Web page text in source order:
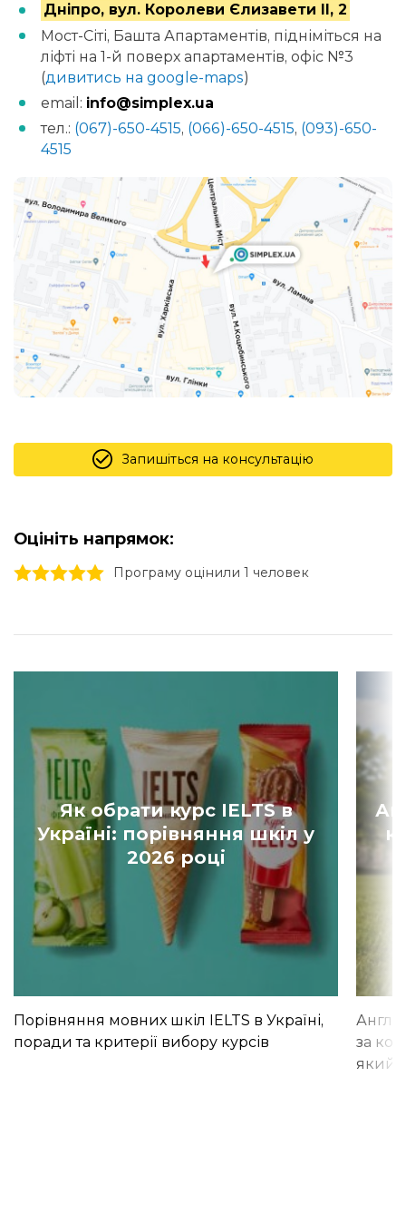
Дніпро, вул. Королеви Єлизавети II, 2
Мост-Сіті, Башта Апартаментів, підніміться на
ліфті на 1-й поверх апартаментів, офіс №3
(дивитись на google-maps)
email: info@simplex.ua
тел.: (067)-650-4515, (066)-650-4515, (093)-650-
4515
Запишіться на консультацію
Оцініть напрямок:
5 stars
4 stars
3 stars
2 stars
1 stars Програму оцінили 1 человек
Як обрати курс IELTS в
Україні: порівняння шкіл у
2026 році
Порівняння мовних шкіл IELTS в Україні,
поради та критерії вибору курсів
за
який